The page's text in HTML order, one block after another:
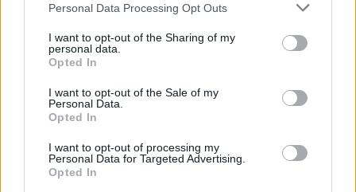
Personal Data Processing Opt Outs
I want to opt-out of the Sharing of my
personal data.
Opted In
I want to opt-out of the Sale of my
Personal Data.
Opted In
I want to opt-out of processing my
Personal Data for Targeted Advertising.
Opted In
graužikus gąsdina labiau nei
Raktažodžiai
brexit ričardas čekutis
Ignas Stankovičius